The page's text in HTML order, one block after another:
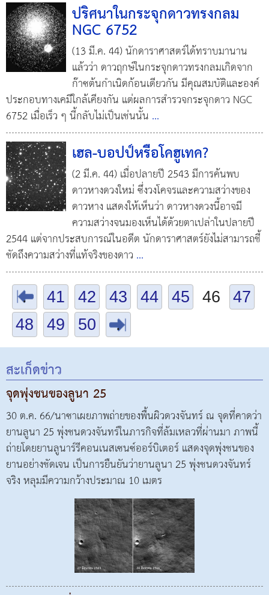
ปริศนาในกระจุกดาวทรงกลม
NGC 6752
(13 มี.ค. 44) นักดาราศาสตร์ได้ทราบมานาน
แล้วว่า ดาวฤกษ์ในกระจุกดาวทรงกลมเกิดจาก
ก๊าซต้นกำเนิดก้อนเดียวกัน มีคุณสมบัติและองค์
ประกอบทางเคมีใกล้เคียงกัน แต่ผลการสำรวจกระจุกดาว NGC
6752 เมื่อเร็ว ๆ นี้กลับไม่เป็นเช่นนั้น ...
เฮล-บอปป์หรือโคฮูเทค?
(2 มี.ค. 44) เมื่อปลายปี 2543 มีการค้นพบ
ดาวหางดวงใหม่ ซึ่งวงโคจรและความสว่างของ
ดาวหาง แสดงให้เห็นว่า ดาวหางดวงนี้อาจมี
ความสว่างจนมองเห็นได้ด้วยตาเปล่าในปลายปี
2544 แต่จากประสบการณ์ในอดีต นักดาราศาสตร์ยังไม่สามารถชี้
ชัดถึงความสว่างที่แท้จริงของดาว ...
. 41 42 43 44 45 46
47
48
49 50 .
สะเก็ดข่าว
จุดพุ่งชนของลูนา 25
30 ต.ค. 66/นาซาเผยภาพถ่ายของพื้นผิวดวงจันทร์ ณ จุดที่คาดว่า
ยานลูนา 25 พุ่งชนดวงจันทร์ในภารกิจที่ล้มเหลวที่ผ่านมา ภาพนี้
ถ่ายโดยยานลูนาร์รีคอนเนสเซนซ์ออร์บิเตอร์ แสดงจุดพุ่งชนของ
ยานอย่างชัดเจน เป็นการยืนยันว่ายานลูนา 25 พุ่งชนดวงจันทร์
จริง หลุมมีความกว้างประมาณ 10 เมตร